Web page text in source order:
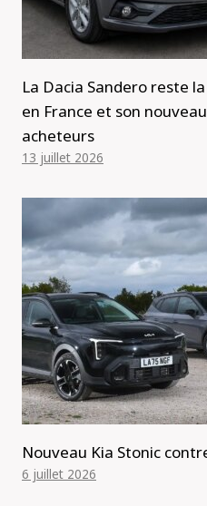
La Dacia Sandero reste
en France et son
acheteurs
13 juillet 2026
Nouveau Kia Stonic
6 juillet 2026